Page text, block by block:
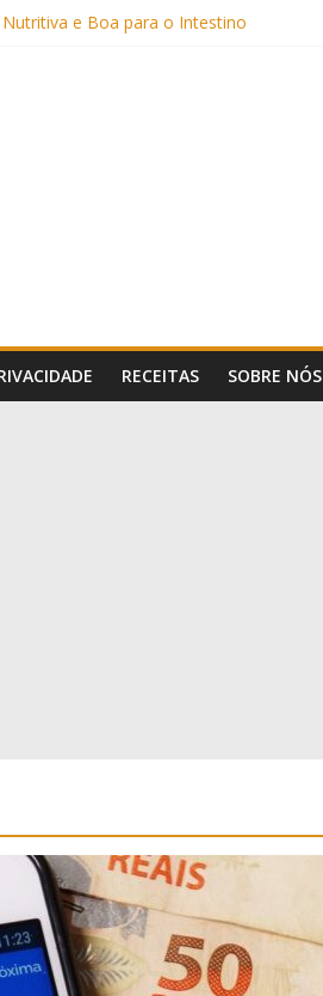
e Boa para o Intestino
(Sem Forno, Fácil e Fofinho)
Receita Prática e Deliciosa
RECEITAS SOBRE NÓS